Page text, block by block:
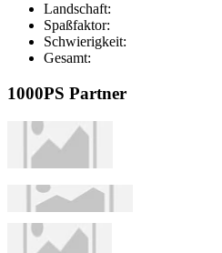
Landschaft:
Spaßfaktor:
Schwierigkeit:
Gesamt:
1000PS Partner